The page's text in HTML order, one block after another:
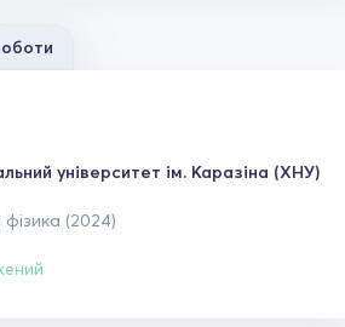
університет ім. Каразіна (ХНУ)
(2024)